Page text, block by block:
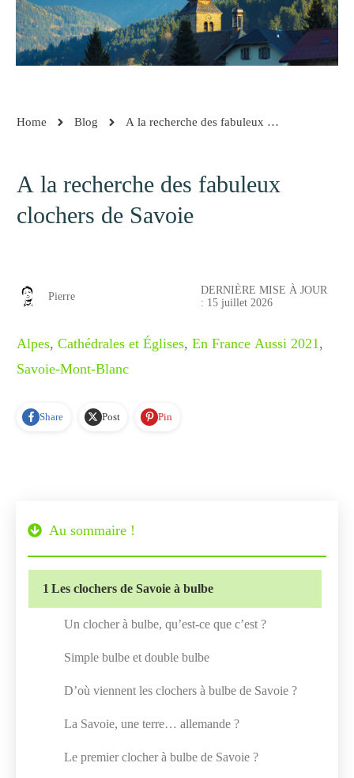
Home Blog A la recherche des fabuleux clochers de
A la recherche des fabuleux
clochers de Savoie
Pierre
DERNIÈRE MISE À JOUR
: 15 juillet 2026
Alpes, Cathédrales et Églises, En France Aussi 2021 ,
Savoie-Mont-Blanc
Share Post Pin
Au sommaire !
1 Les clochers de Savoie à bulbe
Un clocher à bulbe, qu’est-ce que c’est ?
Simple bulbe et double bulbe
D’où viennent les clochers à bulbe de Savoie ?
La Savoie, une terre… allemande ?
Le premier clocher à bulbe de Savoie ?